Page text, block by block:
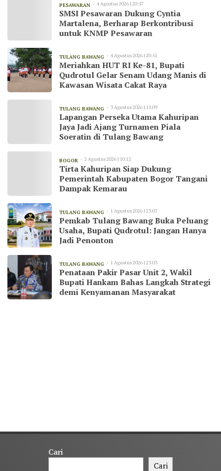
PESAWARAN 4 Agustus 2026 | 20:57
SMSI Pesawaran Dukung Cyntia
Martalena, Berharap Berkontribusi
untuk KNMP Pesawaran
TULANG BAWANG 4 Agustus 2026 | 20:51
Meriahkan HUT RI Ke-81, Bupati
Qudrotul Gelar Senam Udang Manis di
Kawasan Wisata Cakat Raya
TULANG BAWANG 3 Agustus 2026 | 13:09
Lapangan Perseka Utama Kahuripan
Jaya Jadi Ajang Turnamen Piala
Soeratin di Tulang Bawang
BOGOR 2 Agustus 2026 | 10:12
Tirta Kahuripan Siap Dukung
Pemerintah Kabupaten Bogor Tangani
Dampak Kemarau
TULANG BAWANG 1 Agustus 2026 | 23:07
Pemkab Tulang Bawang Buka Peluang
Usaha, Bupati Qudrotul: Jangan Hanya
Jadi Penonton
TULANG BAWANG 1 Agustus 2026 | 23:03
Penataan Pakir Pasar Unit 2, Wakil
Bupati Hankam Bahas Langkah Strategi
demi Kenyamanan Masyarakat
Cari
Cari